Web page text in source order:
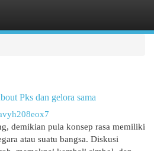
Pks dan gelora sama
demikian pula konsep rasa memiliki
atau suatu bangsa. Diskusi